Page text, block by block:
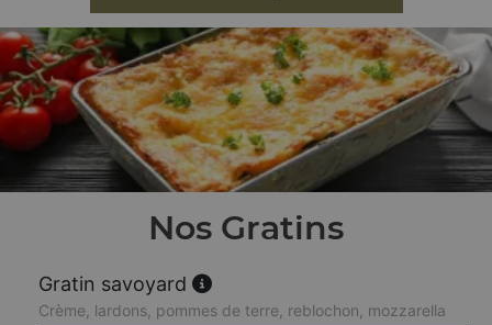
Nos Gratins
Gratin savoyard
Crème, lardons, pommes de terre, reblochon, mozzarella